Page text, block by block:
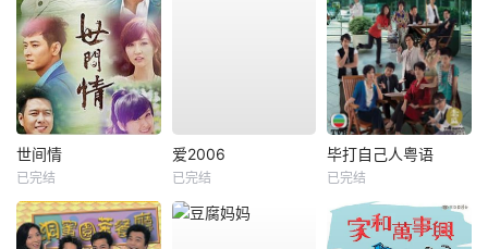
世间情
已完结
爱2006
已完结
毕打自己人粤语
已完结